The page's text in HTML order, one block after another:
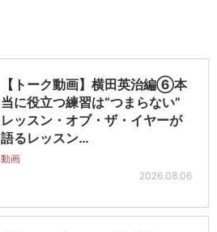
【トーク動画】横田英治編⑥本
当に役立つ練習は“つまらない”
レッスン・オブ・ザ・イヤーが
語るレッスン…
動画
2026.08.06